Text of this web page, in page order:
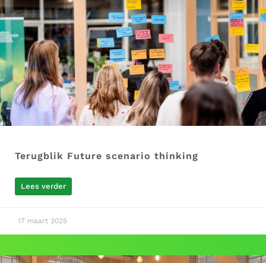
Terugblik Future scenario thinking
Lees verder
17 maart 2025